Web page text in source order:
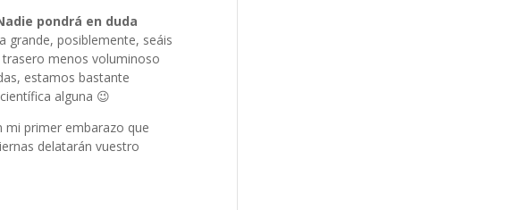
pondrá en duda
grande, posiblemente, seáis
trasero menos voluminoso
estamos bastante
alguna 😉
primer embarazo que
delatarán vuestro